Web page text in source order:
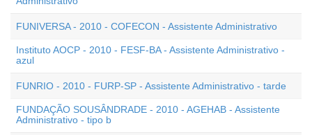
FUNIVERSA - 2010 - COFECON - Assistente Administrativo
Instituto AOCP - 2010 - FESF-BA - Assistente Administrativo -
azul
FUNRIO - 2010 - FURP-SP - Assistente Administrativo - tarde
FUNDAÇÃO SOUSÂNDRADE - 2010 - AGEHAB - Assistente
Administrativo - tipo b